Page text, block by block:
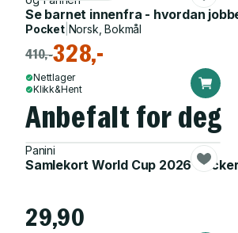
Se barnet innenfra - hvordan
Pocket| Norsk, Bokmål
410,-328,-
Nettlager
Klikk&Hent
Anbefalt for deg
Panini
Samlekort World Cup 2026
29,90